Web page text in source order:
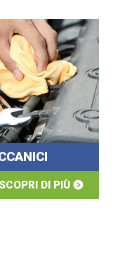
SCOPRI DI PIÙ